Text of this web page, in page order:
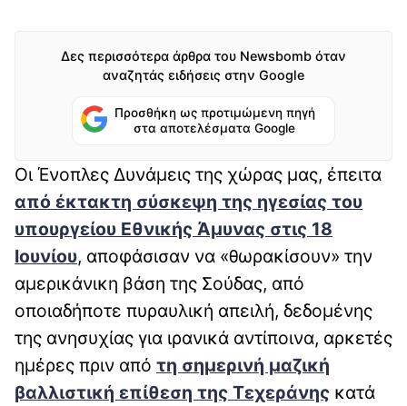
Δες περισσότερα άρθρα του Newsbomb όταν
αναζητάς ειδήσεις στην Google
Προσθήκη ως προτιμώμενη πηγή
στα αποτελέσματα Google
Οι Ένοπλες Δυνάμεις της χώρας μας, έπειτα
από έκτακτη σύσκεψη της ηγεσίας του
υπουργείου Εθνικής Άμυνας στις 18
Ιουνίου, αποφάσισαν να «θωρακίσουν» την
αμερικάνικη βάση της Σούδας, από
οποιαδήποτε πυραυλική απειλή, δεδομένης
της ανησυχίας για ιρανικά αντίποινα, αρκετές
ημέρες πριν από τη σημερινή μαζική
βαλλιστική επίθεση της Τεχεράνης κατά